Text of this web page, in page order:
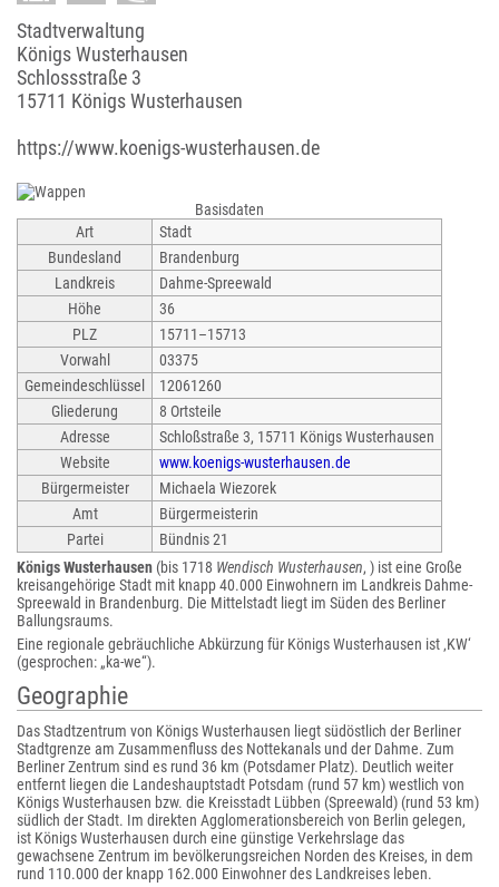
Stadtverwaltung
Königs Wusterhausen
Schlossstraße 3
15711 Königs Wusterhausen
https://www.koenigs-wusterhausen.de
Basisdaten
Art
Stadt
Bundesland
Brandenburg
Landkreis
Dahme-Spreewald
Höhe
36
PLZ
15711–15713
Vorwahl
03375
Gemeindeschlüssel
12061260
Gliederung
8 Ortsteile
Adresse
Schloßstraße 3, 15711 Königs Wusterhausen
Website
www.koenigs-wusterhausen.de
Bürgermeister
Michaela Wiezorek
Amt
Bürgermeisterin
Partei
Bündnis 21
Königs Wusterhausen (bis 1718 Wendisch Wusterhausen, ) ist eine Große
kreisangehörige Stadt mit knapp 40.000 Einwohnern im Landkreis Dahme-
Spreewald in Brandenburg. Die Mittelstadt liegt im Süden des Berliner
Ballungsraums.
Eine regionale gebräuchliche Abkürzung für Königs Wusterhausen ist ‚KW‘
(gesprochen: „ka-we“).
Geographie
Das Stadtzentrum von Königs Wusterhausen liegt südöstlich der Berliner
Stadtgrenze am Zusammenfluss des Nottekanals und der Dahme. Zum
Berliner Zentrum sind es rund 36 km (Potsdamer Platz). Deutlich weiter
entfernt liegen die Landeshauptstadt Potsdam (rund 57 km) westlich von
Königs Wusterhausen bzw. die Kreisstadt Lübben (Spreewald) (rund 53 km)
südlich der Stadt. Im direkten Agglomerationsbereich von Berlin gelegen,
ist Königs Wusterhausen durch eine günstige Verkehrslage das
gewachsene Zentrum im bevölkerungsreichen Norden des Kreises, in dem
rund 110.000 der knapp 162.000 Einwohner des Landkreises leben.